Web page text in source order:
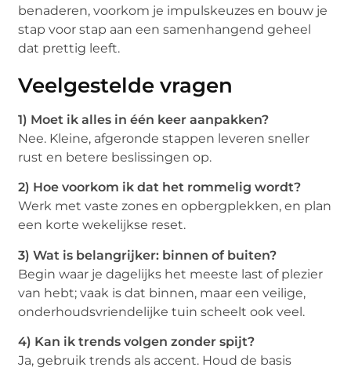
benaderen, voorkom je impulskeuzes en bouw je
stap voor stap aan een samenhangend geheel
dat prettig leeft.
Veelgestelde vragen
1) Moet ik alles in één keer aanpakken?
Nee. Kleine, afgeronde stappen leveren sneller
rust en betere beslissingen op.
2) Hoe voorkom ik dat het rommelig wordt?
Werk met vaste zones en opbergplekken, en plan
een korte wekelijkse reset.
3) Wat is belangrijker: binnen of buiten?
Begin waar je dagelijks het meeste last of plezier
van hebt; vaak is dat binnen, maar een veilige,
onderhoudsvriendelijke tuin scheelt ook veel.
4) Kan ik trends volgen zonder spijt?
Ja, gebruik trends als accent. Houd de basis